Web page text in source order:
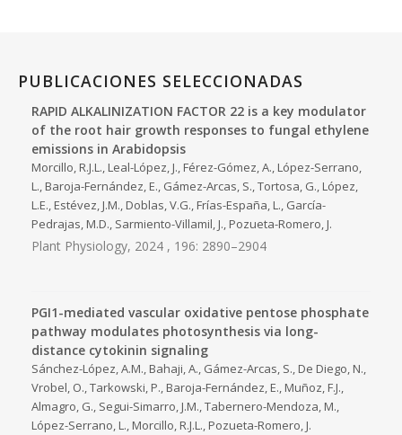
PUBLICACIONES SELECCIONADAS
RAPID ALKALINIZATION FACTOR 22 is a key modulator
of the root hair growth responses to fungal ethylene
emissions in Arabidopsis
Morcillo, R.J.L., Leal-López, J., Férez-Gómez, A., López-Serrano,
L., Baroja-Fernández, E., Gámez-Arcas, S., Tortosa, G., López,
L.E., Estévez, J.M., Doblas, V.G., Frías-España, L., García-
Pedrajas, M.D., Sarmiento-Villamil, J., Pozueta-Romero, J.
Plant Physiology, 2024 , 196: 2890–2904
PGI1-mediated vascular oxidative pentose phosphate
pathway modulates photosynthesis via long-
distance cytokinin signaling
Sánchez-López, A.M., Bahaji, A., Gámez-Arcas, S., De Diego, N.,
Vrobel, O., Tarkowski, P., Baroja-Fernández, E., Muñoz, F.J.,
Almagro, G., Segui-Simarro, J.M., Tabernero-Mendoza, M.,
López-Serrano, L., Morcillo, R.J.L., Pozueta-Romero, J.